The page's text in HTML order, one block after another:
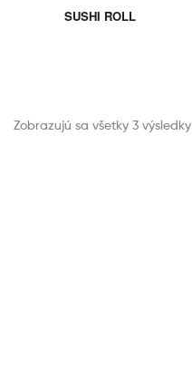
SUSHI ROLL
Zobrazujú sa všetky 3 výsledky